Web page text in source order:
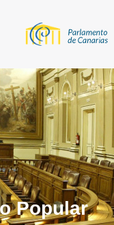
Popular